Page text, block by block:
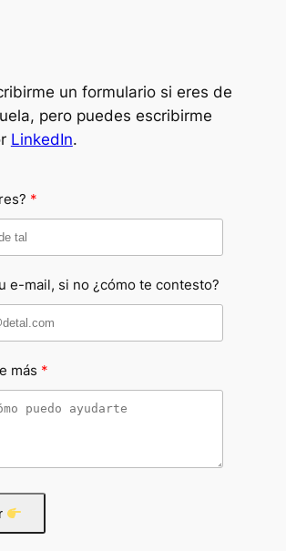
un formulario si eres de
pero puedes escribirme
LinkedIn.
e-mail, si no ¿cómo te contesto?
más